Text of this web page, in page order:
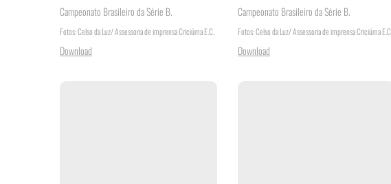
Campeonato Brasileiro da Série B.
Fotos: Celso da Luz/ Assessoria de imprensa Criciúma E.C.
Download
Campeonato Brasileiro da Série B.
Fotos: Celso da Luz/ Assessoria de imprensa Criciúma E.C.
Download